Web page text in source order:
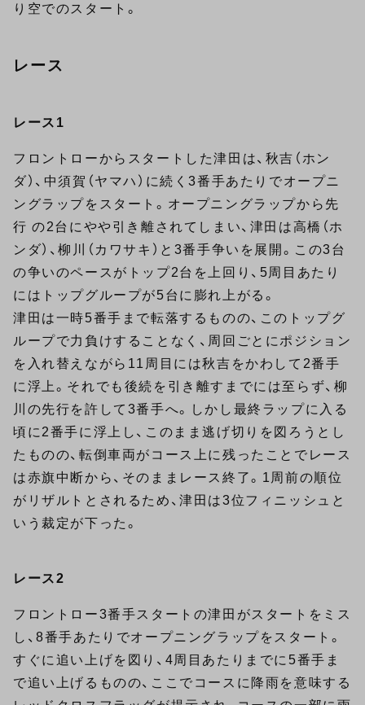
り空でのスタート。
レース
レース1
フロントローからスタートした津田は、秋吉（ホン
ダ）、中須賀（ヤマハ）に続く3番手あたりでオープニ
ングラップをスタート。オープニングラップから先
行 の2台にやや引き離されてしまい、津田は高橋（ホ
ンダ）、柳川（カワサキ）と3番手争いを展開。この3台
の争いのペースがトップ2台を上回り、5周目あたり
にはトップグループが5台に膨れ上がる。
津田は一時5番手まで転落するものの、このトップグ
ループで力負けすることなく、周回ごとにポジション
を入れ替えながら11周目には秋吉をかわして2番手
に浮上。それでも後続を引き離すまでには至らず、柳
川の先行を許して3番手へ。しかし最終ラップに入る
頃に2番手に浮上し、このまま逃げ切りを図ろうとし
たものの、転倒車両がコース上に残ったことでレース
は赤旗中断から、そのままレース終了。1周前の順位
がリザルトとされるため、津田は3位フィニッシュと
いう裁定が下った。
レース2
フロントロー3番手スタートの津田がスタートをミス
し、8番手あたりでオープニングラップをスタート。
すぐに追い上げを図り、4周目あたりまでに5番手ま
で追い上げるものの、ここでコースに降雨を意味する